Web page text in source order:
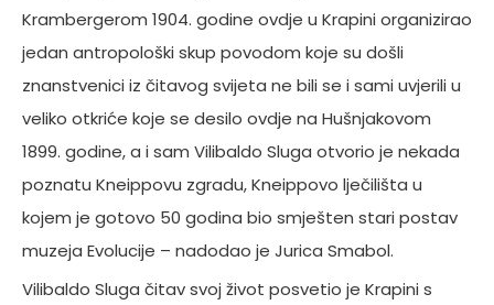
Krambergerom 1904. godine ovdje u Krapini organizirao
jedan antropološki skup povodom koje su došli
znanstvenici iz čitavog svijeta ne bili se i sami uvjerili u
veliko otkriće koje se desilo ovdje na Hušnjakovom
1899. godine, a i sam Vilibaldo Sluga otvorio je nekada
poznatu Kneippovu zgradu, Kneippovo lječilišta u
kojem je gotovo 50 godina bio smješten stari postav
muzeja Evolucije – nadodao je Jurica Smabol.
Vilibaldo Sluga čitav svoj život posvetio je Krapini s